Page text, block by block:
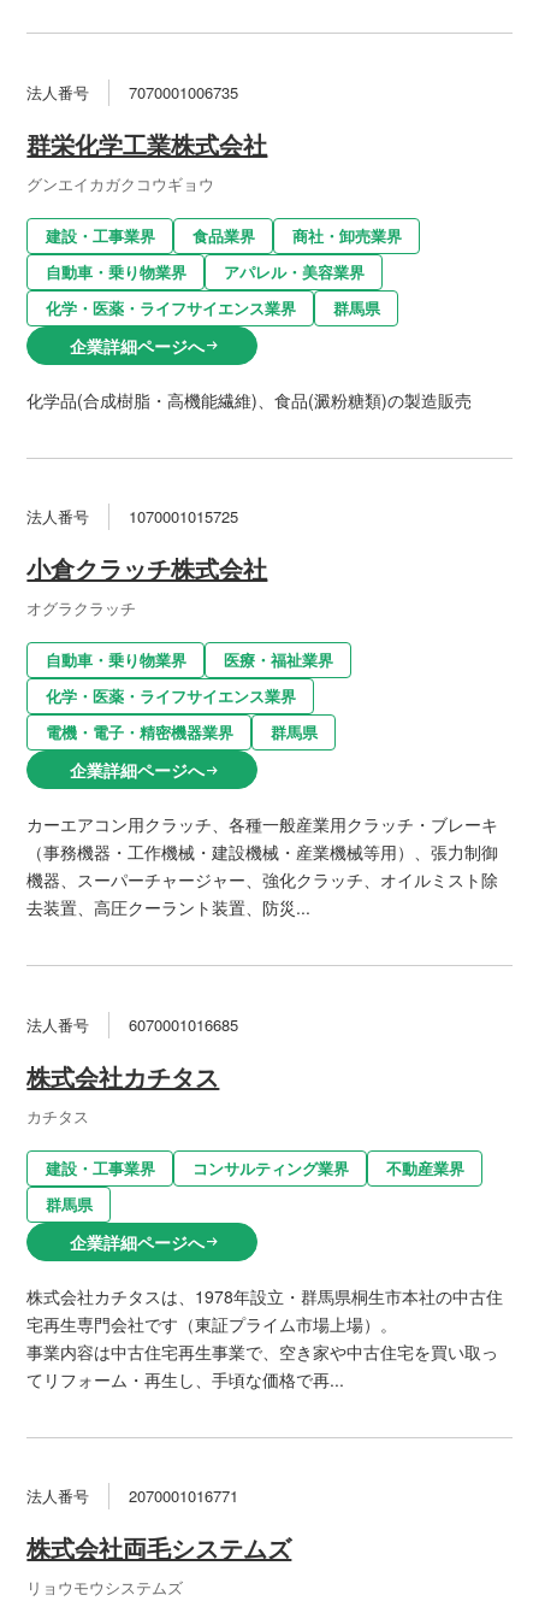
法人番号 7070001006735
群栄化学工業株式会社
グンエイカガクコウギョウ
建設・工事業界 食品業界
商社・卸売業界
自動車・乗り物業界
アパレル・美容業界
化学・医薬・ライフサイエンス業界
群馬県
企業詳細ページへarrow_right_alt
化学品(合成樹脂・高機能繊維)、食品(澱粉糖類)の製造販売
法人番号 1070001015725
小倉クラッチ株式会社
オグラクラッチ
自動車・乗り物業界
医療・福祉業界
化学・医薬・ライフサイエンス業界
電機・電子・精密機器業界
群馬県
企業詳細ページへarrow_right_alt
カーエアコン用クラッチ、各種一般産業用クラッチ・ブレーキ
（事務機器・工作機械・建設機械・産業機械等用）、張力制御
機器、スーパーチャージャー、強化クラッチ、オイルミスト除
去装置、高圧クーラント装置、防災...
法人番号 6070001016685
株式会社カチタス
カチタス
建設・工事業界 コンサルティング業界
不動産業界
群馬県
企業詳細ページへarrow_right_alt
株式会社カチタスは、1978年設立・群馬県桐生市本社の中古住
宅再生専門会社です（東証プライム市場上場）。
事業内容は中古住宅再生事業で、空き家や中古住宅を買い取っ
てリフォーム・再生し、手頃な価格で再...
法人番号 2070001016771
株式会社両毛システムズ
リョウモウシステムズ